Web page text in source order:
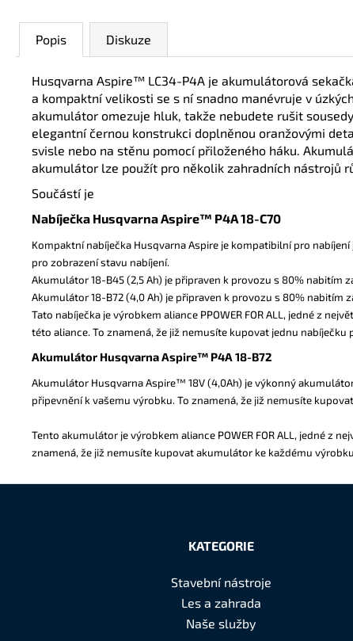
Popis Diskuze
Husqvarna Aspire™ LC34-P4A je akumulátorová
a kompaktní velikosti se s ní snadno manévruje v
akumulátor omezuje hluk, takže nebudete rušit
elegantní černou konstrukci doplněnou oranžovými
svisle nebo na stěnu pomocí přiloženého háku.
akumulátor lze použít pro několik zahradních nástrojů
Součástí je
Nabíječka Husqvarna Aspire™ P4A 18-C70
Kompaktní nabíječka Husqvarna Aspire je kompatibilní pro
pro zobrazení stavu nabíjení.
Akumulátor 18-B45 (2,5 Ah) je připraven k provozu s 80% nabitím
Akumulátor 18-B72 (4,0 Ah) je připraven k provozu s 80% nabitím
Tato nabíječka je výrobkem aliance PPOWER FOR ALL, jedné z
této aliance. To znamená, že již nemusíte kupovat jednu
Akumulátor Husqvarna Aspire™ P4A 18-B72
Akumulátor Husqvarna Aspire™ 18V (4,0Ah) je výkonný
připevnění k vašemu výrobku. To znamená, že již nemusíte
Tento akumulátor je výrobkem aliance POWER FOR ALL, jedné
znamená, že již nemusíte kupovat akumulátor ke každému
KATEGORIE
Stavební nástroje
Les a zahrada
Naše služby